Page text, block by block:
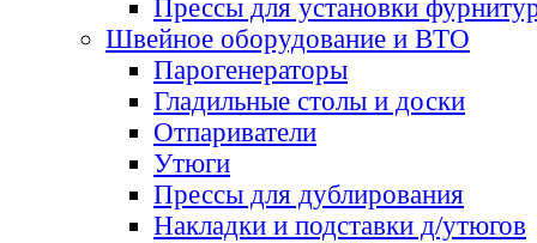
Прессы для установки
Швейное оборудование и ВТО
Парогенераторы
Гладильные столы и доски
Отпариватели
Утюги
Прессы для дублирования
Накладки и подставки д/утюгов